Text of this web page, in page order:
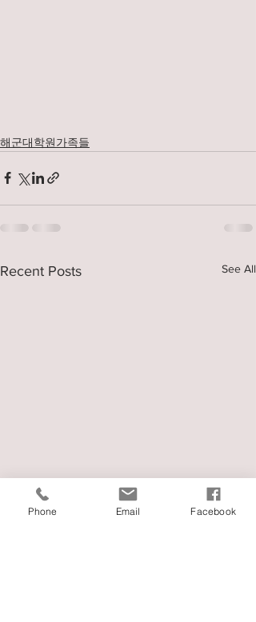
해군대학원가족들
Recent Posts See All
Phone Email Facebook